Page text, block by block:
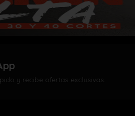
y recibe ofertas exclusivas.